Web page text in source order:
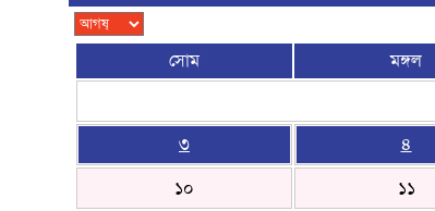
সোম মঙ্গল
৩
৪
১০
১১